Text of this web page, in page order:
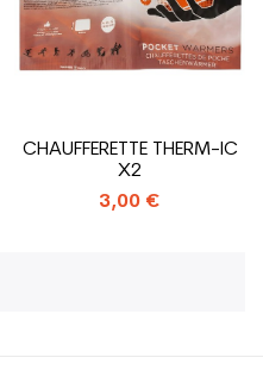
CHAUFFERETTE THERM-IC
X2
3,00 €